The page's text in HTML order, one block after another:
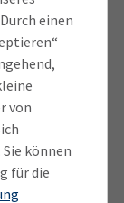
einen
von
können
für die
lobte den
Dr. Axel
AG,